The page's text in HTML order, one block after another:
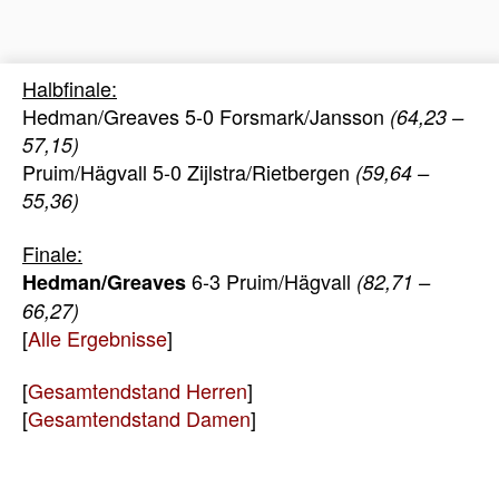
Halbfinale:
Hedman/Greaves 5-0 Forsmark/Jansson (64,23 –
57,15)
Pruim/Hägvall 5-0 Zijlstra/Rietbergen (59,64 –
55,36)
Finale:
Hedman/Greaves6-3 Pruim/Hägvall (82,71 –
66,27)
[Alle Ergebnisse]
[Gesamtendstand Herren]
[Gesamtendstand Damen]